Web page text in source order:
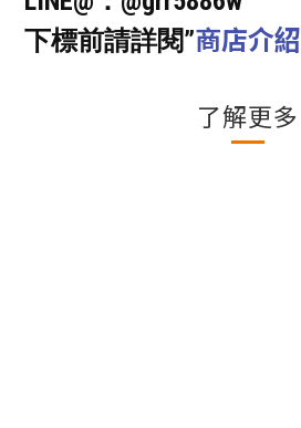
下標前請詳閱”商店介紹
了解更多